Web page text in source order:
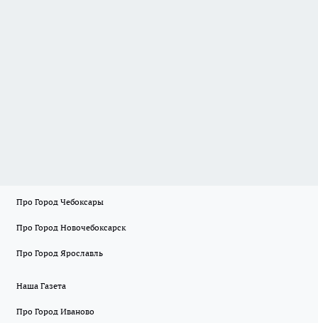
Про Город Чебоксары
Про Город Новочебоксарск
Про Город Ярославль
Наша Газета
Про Город Иваново